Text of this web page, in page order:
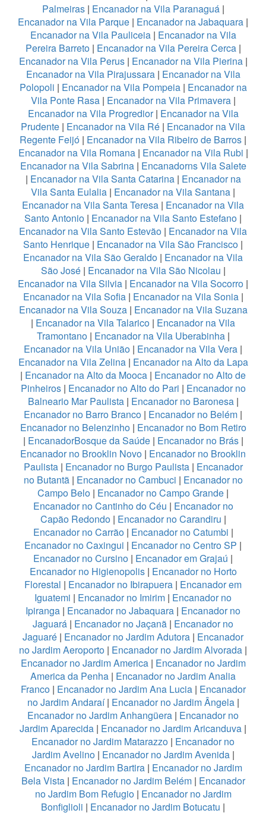
Palmeiras| Encanador na Vila Paranaguá|
Encanador na Vila Parque | Encanador na Jabaquara |
Encanador na Vila Pauliceia| Encanador na Vila
Pereira Barreto| Encanador na Vila Pereira Cerca|
Encanador na Vila Perus| Encanador na Vila Pierina|
Encanador na Vila Pirajussara| Encanador na Vila
Polopoli | Encanador na Vila Pompeia| Encanador na
Vila Ponte Rasa| Encanador na Vila Primavera|
Encanador na Vila Progredior| Encanador na Vila
Prudente | Encanador na Vila Ré | Encanador na Vila
Regente Feijó | Encanador na Vila Ribeiro de Barros |
Encanador na Vila Romana| Encanador na Vila Rubi |
Encanador na Vila Sabrina| Encanadorns Vila Salete
| Encanador na Vila Santa Catarina| Encanador na
Vila Santa Eulalia | Encanador na Vila Santana |
Encanador na Vila Santa Teresa | Encanador na Vila
Santo Antonio | Encanador na Vila Santo Estefano |
Encanador na Vila Santo Estevão | Encanador na Vila
Santo Henrique | Encanador na Vila São Francisco |
Encanador na Vila São Geraldo | Encanador na Vila
São José| Encanador na Vila São Nicolau |
Encanador na Vila Silvia | Encanador na Vila Socorro |
Encanador na Vila Sofia| Encanador na Vila Sonia|
Encanador na Vila Souza| Encanador na Vila Suzana
| Encanador na Vila Talarico | Encanador na Vila
Tramontano| Encanador na Vila Uberabinha|
Encanador na Vila União | Encanador na Vila Vera |
Encanador na Vila Zelina| Encanador na Alto da Lapa
| Encanador na Alto da Mooca | Encanador no Alto de
Pinheiros| Encanador no Alto do Pari | Encanador no
Balneario Mar Paulista| Encanador no Baronesa|
Encanador no Barro Branco | Encanador no Belém |
Encanador no Belenzinho| Encanador no Bom Retiro
| EncanadorBosque da Saúde| Encanador no Brás|
Encanador no Brooklin Novo | Encanador no Brooklin
Paulista| Encanador no Burgo Paulista| Encanador
no Butantã| Encanador no Cambuci | Encanador no
Campo Belo | Encanador no Campo Grande |
Encanador no Cantinho do Céu | Encanador no
Capão Redondo| Encanador no Carandiru |
Encanador no Carrão| Encanador no Catumbi |
Encanador no Caxingui | Encanador no Centro SP |
Encanador no Cursino | Encanador em Grajaú |
Encanador no Higienopolis| Encanador no Horto
Florestal | Encanador no Ibirapuera | Encanador em
Iguatemi | Encanador no Imirim | Encanador no
Ipiranga | Encanador no Jabaquara | Encanador no
Jaguará | Encanador no Jaçanã | Encanador no
Jaguaré | Encanador no Jardim Adutora | Encanador
no Jardim Aeroporto | Encanador no Jardim Alvorada |
Encanador no Jardim America| Encanador no Jardim
America da Penha | Encanador no Jardim Analia
Franco| Encanador no Jardim Ana Lucia| Encanador
no Jardim Andaraí| Encanador no Jardim Ângela|
Encanador no Jardim Anhangüera | Encanador no
Jardim Aparecida | Encanador no Jardim Aricanduva |
Encanador no Jardim Matarazzo | Encanador no
Jardim Avelino| Encanador no Jardim Avenida|
Encanador no Jardim Bartira| Encanador no Jardim
Bela Vista| Encanador no Jardim Belém| Encanador
no Jardim Bom Refugio| Encanador no Jardim
Bonfiglioli | Encanador no Jardim Botucatu |